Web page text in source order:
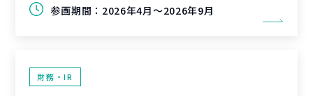
参画期間： 2026年4月～2026年9月
財務・IR